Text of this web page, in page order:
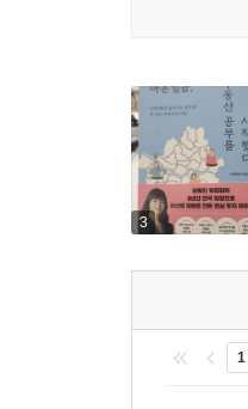
늦지 않았다.
3
1